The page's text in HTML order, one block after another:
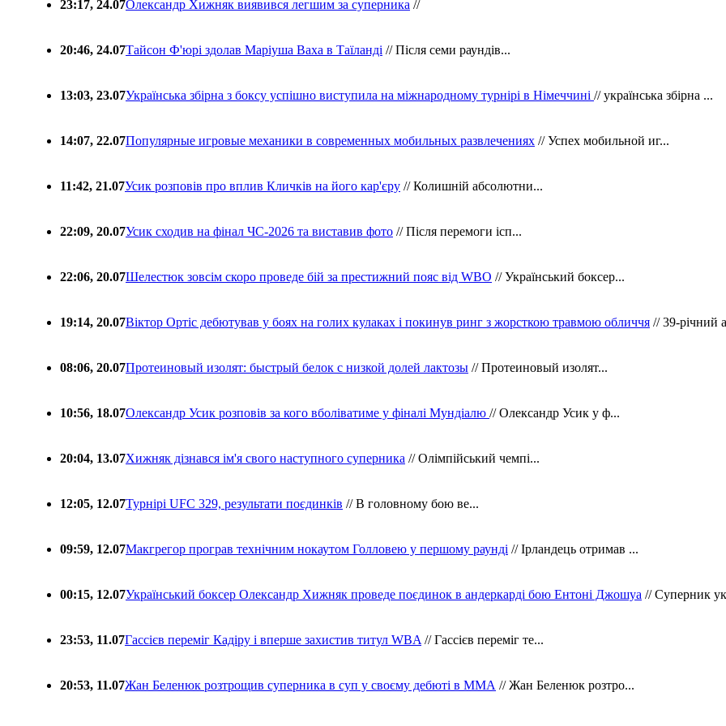
23:17, 24.07Олександр Хижняк виявився легшим за суперника //
20:46, 24.07Тайсон Ф'юрі здолав Маріуша Ваха в Таїланді // Після семи раундів...
13:03, 23.07Українська збірна з боксу успішно виступила на міжнародному турнірі в Німеччині // українська збірна ...
14:07, 22.07Популярные игровые механики в современных мобильных развлечениях // Успех мобильной иг...
11:42, 21.07Усик розповів про вплив Кличків на його кар'єру // Колишній абсолютни...
22:09, 20.07Усик сходив на фінал ЧС-2026 та виставив фото // Після перемоги ісп...
22:06, 20.07Шелестюк зовсім скоро проведе бій за престижний пояс від WBO // Український боксер...
19:14, 20.07Віктор Ортіс дебютував у боях на голих кулаках і покинув ринг з жорсткою травмою обличчя // 39-річний
08:06, 20.07Протеиновый изолят: быстрый белок с низкой долей лактозы // Протеиновый изолят...
10:56, 18.07Олександр Усик розповів за кого вболіватиме у фіналі Мундіалю // Олександр Усик у ф...
20:04, 13.07Хижняк дізнався ім'я свого наступного суперника // Олімпійський чемпі...
12:05, 12.07Турнірі UFC 329, результати поєдинків // В головному бою ве...
09:59, 12.07Макгрегор програв технічним нокаутом Голловею у першому раунді // Ірландець отримав ...
00:15, 12.07Український боксер Олександр Хижняк проведе поєдинок в андеркарді бою Ентоні Джошуа // Суперник
23:53, 11.07Гассієв переміг Кадіру і вперше захистив титул WBA // Гассієв переміг те...
20:53, 11.07Жан Беленюк розтрощив суперника в суп у своєму дебюті в ММА // Жан Беленюк розтро...